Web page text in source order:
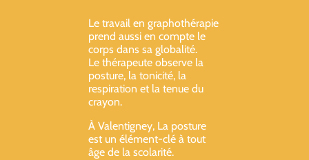
Le travail en graphothérapie
prend aussi en compte le
corps dans sa globalité.
Le thérapeute observe la
posture, la tonicité, la
respiration et la tenue du
crayon.
À Valentigney, La posture
est un élément-clé à tout
âge de la scolarité.